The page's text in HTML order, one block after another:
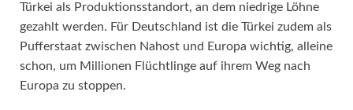
Türkei als Produktionsstandort, an dem niedrige Löhne
gezahlt werden. Für Deutschland ist die Türkei zudem als
Pufferstaat zwischen Nahost und Europa wichtig, alleine
schon, um Millionen Flüchtlinge auf ihrem Weg nach
Europa zu stoppen.